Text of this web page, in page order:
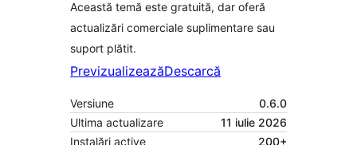
Această temă este gratuită, dar oferă
actualizări comerciale suplimentare sau
suport plătit.
PrevizualizeazăDescarcă
Versiune
0.6.0
Ultima actualizare
11 iulie 2026
Instalări active
200+